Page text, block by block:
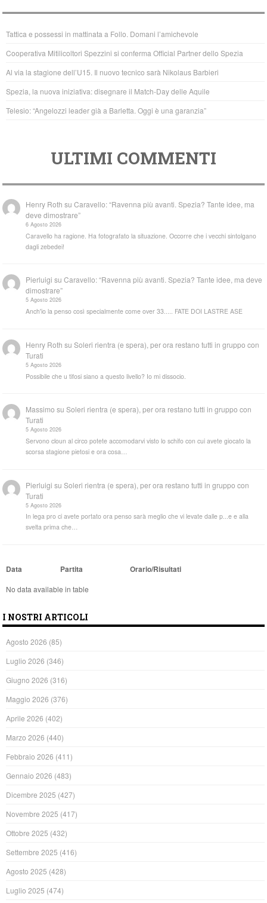
e
b
o
o
k
er s
A
p
p
Tattica e possessi in mattinata a Follo. Domani l’amichevole
Cooperativa Mitilicoltori Spezzini si conferma Official Partner dello Spezia
Al via la stagione dell’U15. Il nuovo tecnico sarà Nikolaus Barbieri
Spezia, la nuova iniziativa: disegnare il Match-Day delle Aquile
Telesio: “Angelozzi leader già a Barletta. Oggi è una garanzia”
ULTIMI COMMENTI
Henry Roth suCaravello: “Ravenna più avanti. Spezia? Tante idee, ma
deve dimostrare”
6 Agosto 2026
Caravello ha ragione. Ha fotografato la situazione. Occorre che i vecchi sintolgano
dagli zebedei!
Pierluigi suCaravello: “Ravenna più avanti. Spezia? Tante idee, ma deve
dimostrare”
5 Agosto 2026
Anch'io la penso così specialmente come over 33..... FATE DOI LASTRE ASE
Henry Roth suSoleri rientra (e spera), per ora restano tutti in gruppo con
Turati
5 Agosto 2026
Possibile che u tifosi siano a questo livello? Io mi dissocio.
Massimo suSoleri rientra (e spera), per ora restano tutti in gruppo con
Turati
5 Agosto 2026
Servono cloun al circo potete accomodarvi visto lo schifo con cui avete giocato la
scorsa stagione pietosi e ora cosa…
Pierluigi suSoleri rientra (e spera), per ora restano tutti in gruppo con
Turati
5 Agosto 2026
In lega pro ci avete portato ora penso sarà meglio che vi levate dalle p...e e alla
svelta prima che…
Data Partita Orario/Risultati
No data available in table
I NOSTRI ARTICOLI
Agosto 2026 (85)
Luglio 2026 (346)
Giugno 2026 (316)
Maggio 2026 (376)
Aprile 2026 (402)
Marzo 2026 (440)
Febbraio 2026 (411)
Gennaio 2026 (483)
Dicembre 2025 (427)
Novembre 2025 (417)
Ottobre 2025 (432)
Settembre 2025 (416)
Agosto 2025 (428)
Luglio 2025 (474)